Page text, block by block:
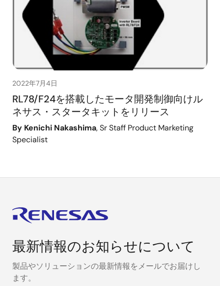
2022年7月4日
RL78/F24を搭載したモータ開発制御向けル
ネサス・スタータキットをリリース
By Kenichi Nakashima, Sr Staff Product Marketing
Specialist
最新情報のお知らせについて
製品やソリューションの最新情報をメールでお届けし
ます。